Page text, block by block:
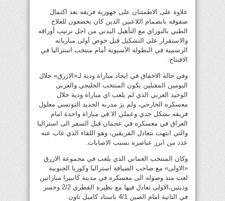
علاوة على الاطمئنان على جهوزية فريقه بعد اكتمال
صفوفه بانضمام اللاعبين الذين كان يخضعون للعلاج
الطبي بالتوزاي مع التأهيل البدني من اجل ترتيب أوراقه
والاستقرار على التشكيل قبل خوض أولى مبارياته
الرسمية في البطولة الآسيوية أمام منتخب استراليا في
الافتتاح.
وفي حالة الاخفاق في ايجاد مباراة ودية لـ«الازرق» خلال
اليومين المقبلين يكون المنتخب الخليجي والعربي
الوحيد العربي الذي لم يلعب اي مباراة ودية خلال
معسكره الخارجي، ولم يرَ مدربه الجديد التونسي معلول
فريقه بشكل جدي وعملي الا في مباراة واحدة امام
العراق في معسكره في عجمان قبل السفر الى استراليا
والتي انتهت بتعادل الفريقين، وهو اللقاء الذي غاب عنه
عدد من ابرز عناصره بسبب الاصابات.
وكان المنتخب العماني الذي يلعب في مجموعة الازرق
«الاولى» مع صاحب الضيافة استراليا وكوريا الجنوبية
لعب منذ وصوله الى معسكره في مدينة كانبيرا مباراتين
وديتين،الاولى تعادل فيها مع نظيره القطري 2/‏2 وخسر
في الثانية امام الصين 4/1 باستاد كامبل تاون.